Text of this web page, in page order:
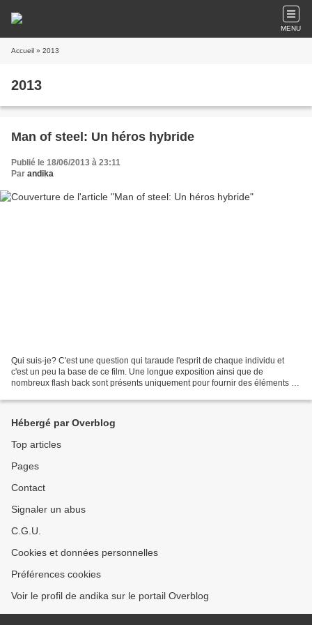
MENU
Accueil » 2013
2013
Man of steel: Un héros hybride
Publié le 18/06/2013 à 23:11
Par andika
Qui suis-je? C'est une question qui taraude l'esprit de chaque individu et
c'est un peu la base de ce film. Une longue exposition ainsi que de
nombreux flash back sont présents uniquement pour fournir des éléments de
Hébergé par Overblog
Top articles
Pages
Contact
Signaler un abus
C.G.U.
Cookies et données personnelles
Préférences cookies
Voir le profil de andika sur le portail Overblog